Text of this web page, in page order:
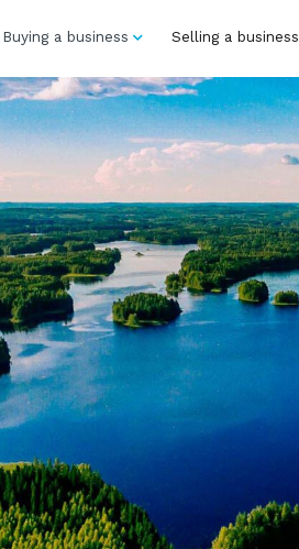
Buying a business Selling a business